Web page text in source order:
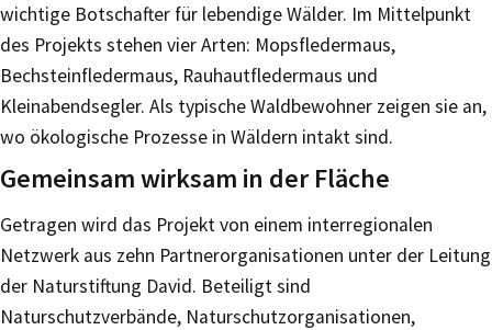
wichtige Botschafter für lebendige Wälder. Im Mittelpunkt
des Projekts stehen vier Arten: Mopsfledermaus,
Bechsteinfledermaus, Rauhautfledermaus und
Kleinabendsegler. Als typische Waldbewohner zeigen sie an,
wo ökologische Prozesse in Wäldern intakt sind.
Gemeinsam wirksam in der Fläche
Getragen wird das Projekt von einem interregionalen
Netzwerk aus zehn Partnerorganisationen unter der Leitung
der Naturstiftung David. Beteiligt sind
Naturschutzverbände, Naturschutzorganisationen,